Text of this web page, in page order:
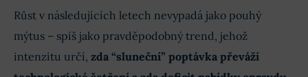
Růst v následujících letech nevypadá jako pouhý
mýtus – spíš jako pravděpodobný trend, jehož
intenzitu určí, zda “sluneční” poptávka převáží